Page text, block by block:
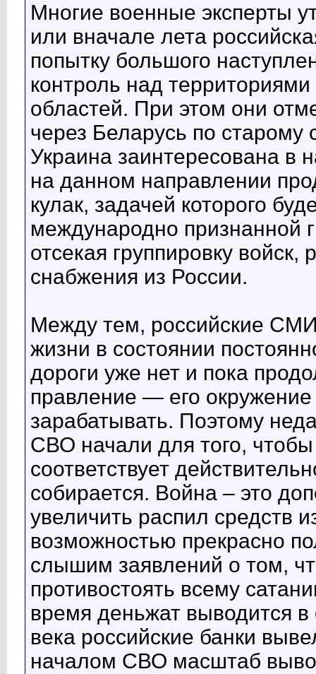
Многие военные эксперты
или вначале лета
попытку большого
контроль над
областей. При этом они
через Беларусь по
Украина заинтересована в
на данном направлении
кулак, задачей которого
международно признанной
отсекая группировку
снабжения из России.
Между тем, российские СМИ
жизни в состоянии
дороги уже нет и пока
правление — его
зарабатывать. Поэтому
СВО начали для того, чтобы
соответствует
собирается. Война – это
увеличить распил средств
возможностью прекрасно
слышим заявлений о том,
противостоять всему
время деньжат выводится
века российские банки
началом СВО масштаб